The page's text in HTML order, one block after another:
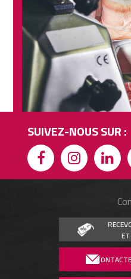
SUIVEZ-NOUS SUR :